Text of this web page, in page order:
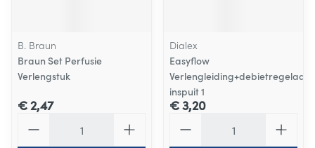
B. Braun
Braun Set Perfusie
Verlengstuk
€ 2,47
Dialex
Easyflow
inspuit 1
€ 3,20